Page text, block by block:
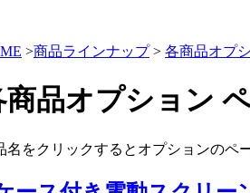
>商品ラインナップ> 各商品オプ
商品オプション
名をクリックするとオプションのペ